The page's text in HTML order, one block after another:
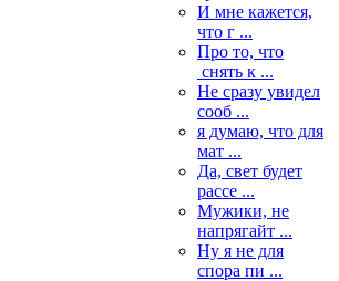
И мне кажется,
что г ...
Про то, что
снять к ...
Не сразу увидел
сооб ...
я думаю, что для
мат ...
Да, свет будет
рассе ...
Мужики, не
напрягайт ...
Ну я не для
спора пи ...